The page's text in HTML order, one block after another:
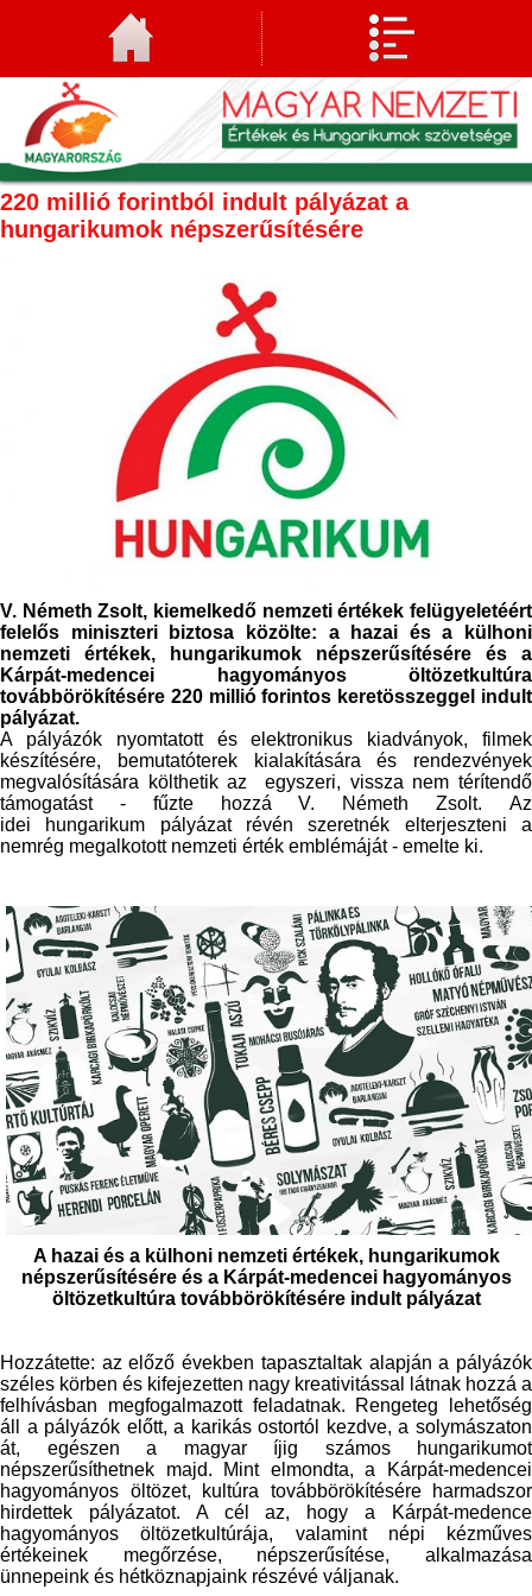
220 millió forintból indult pályázat a
hungarikumok népszerűsítésére
V. Németh Zsolt, kiemelkedő nemzeti értékek felügyeletéért
felelős miniszteri biztosa közölte: a hazai és a külhoni
nemzeti értékek,
hungarikumok népszerűsítésére és a
Kárpát-medencei hagyományos öltözetkultúra
továbbörökítésére 220 millió forintos keretösszeggel indult
pályázat.
A pályázók nyomtatott és elektronikus kiadványok, filmek
készítésére, bemutatóterek kialakítására és rendezvények
megvalósítására költhetik az egyszeri, vissza nem térítendő
támogatást - fűzte hozzá V. Németh Zsolt. Az
idei hungarikum pályázat révén szeretnék elterjeszteni a
nemrég megalkotott nemzeti érték emblémáját - emelte ki.
A hazai és a külhoni nemzeti értékek, hungarikumok
népszerűsítésére és a Kárpát-medencei hagyományos
öltözetkultúra továbbörökítésére indult pályázat
Hozzátette: az előző években tapasztaltak alapján a pályázók
széles körben és kifejezetten nagy kreativitással látnak hozzá a
felhívásban megfogalmazott feladatnak. Rengeteg lehetőség
áll a pályázók előtt, a karikás ostortól kezdve, a solymászaton
át, egészen a magyar íjig számos
hungarikumot
népszerűsíthetnek majd. Mint elmondta, a Kárpát-medencei
hagyományos öltözet, kultúra továbbörökítésére harmadszor
hirdettek pályázatot. A cél az, hogy a Kárpát-medence
hagyományos öltözetkultúrája, valamint népi kézműves
értékeinek megőrzése, népszerűsítése, alkalmazása
ünnepeink és hétköznapjaink részévé váljanak.